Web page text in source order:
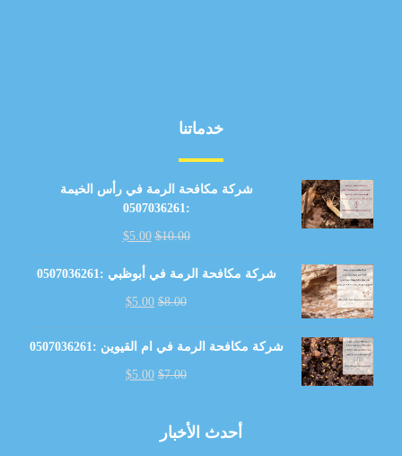
خدماتنا
شركة مكافحة الرمة في رأس الخيمة
:0507036261
$10.00
$5.00
شركة مكافحة الرمة في أبوظبي :0507036261
$8.00
$5.00
شركة مكافحة الرمة في ام القيوين :0507036261
$7.00
$5.00
أحدث الأخبار